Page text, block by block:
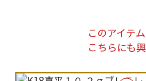
このアイテ
こちらにも